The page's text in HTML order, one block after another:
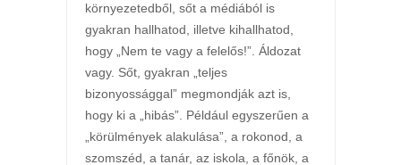
környezetedből, sőt a médiából is
gyakran hallhatod, illetve kihallhatod,
hogy „Nem te vagy a felelős!”. Áldozat
vagy. Sőt, gyakran „teljes
bizonyossággal” megmondják azt is,
hogy ki a „hibás”. Például egyszerűen a
„körülmények alakulása”, a rokonod, a
szomszéd, a tanár, az iskola, a főnök, a